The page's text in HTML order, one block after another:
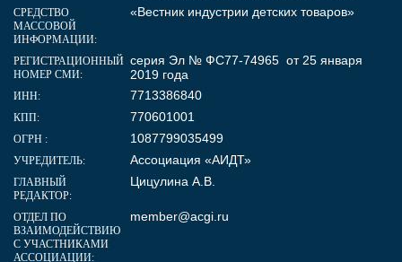
СРЕДСТВО
МАССОВОЙ
ИНФОРМАЦИИ:
«Вестник индустрии детских товаров»
РЕГИСТРАЦИОННЫЙ
НОМЕР СМИ:
серия Эл № ФС77-74965 от 25 января
2019 года
ИНН: 7713386840
КПП: 770601001
ОГРН : 1087799035499
УЧРЕДИТЕЛЬ: Ассоциация «АИДТ»
ГЛАВНЫЙ
РЕДАКТОР:
Цицулина А.В.
ОТДЕЛ ПО
ВЗАИМОДЕЙСТВИЮ
С УЧАСТНИКАМИ
АССОЦИАЦИИ:
member@acgi.ru